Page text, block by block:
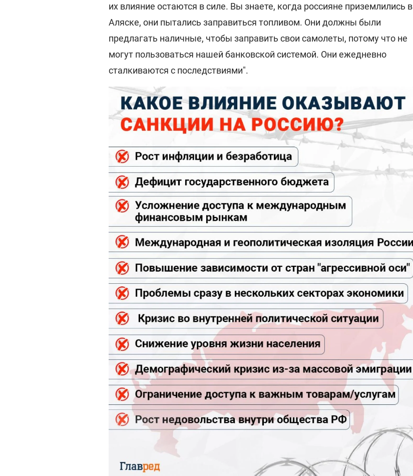
их влияние остаются в силе. Вы знаете, когда россияне приземлились в
Аляске, они пытались заправиться топливом. Они должны были
предлагать наличные, чтобы заправить свои самолеты, потому что не
могут пользоваться нашей банковской системой. Они ежедневно
сталкиваются с последствиями".